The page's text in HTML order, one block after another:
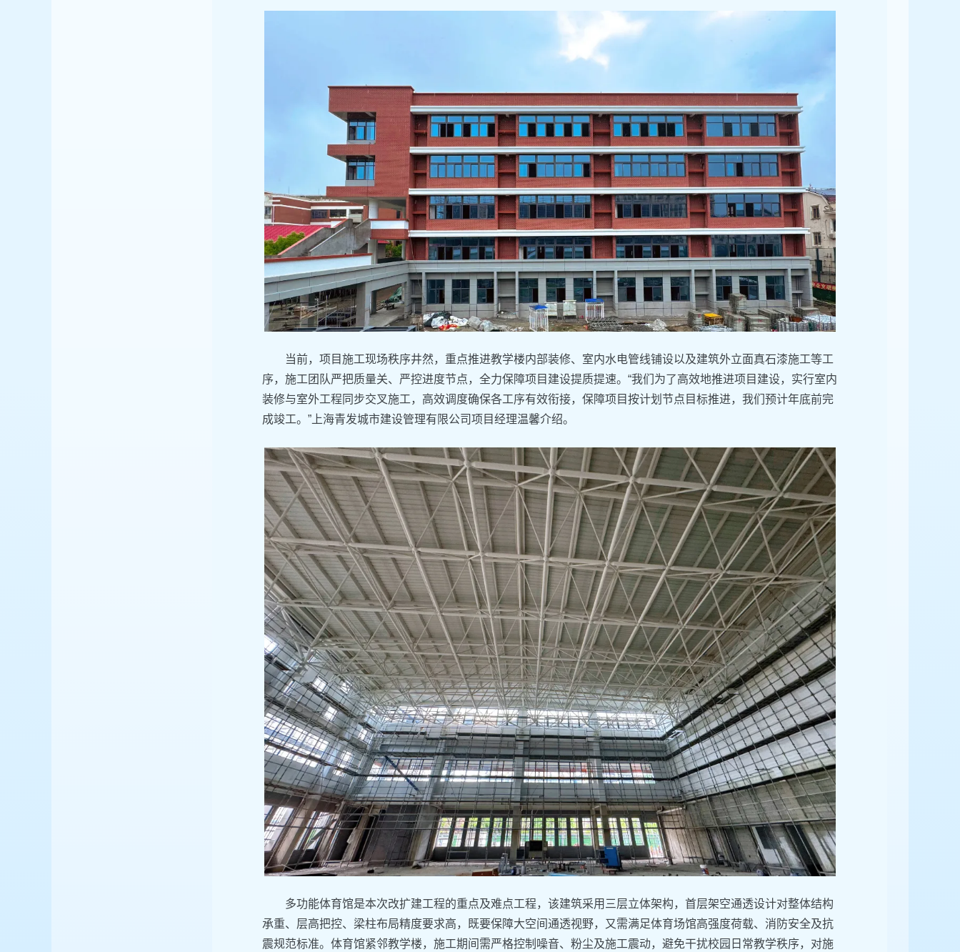
当前，项目施工现场秩序井然，重点推进教学楼内部装修、室内水电管线铺设以及建筑外立面真石漆施工等工
序，施工团队严把质量关、严控进度节点，全力保障项目建设提质提速。“我们为了高效地推进项目建设，实行室内
装修与室外工程同步交叉施工，高效调度确保各工序有效衔接，保障项目按计划节点目标推进，我们预计年底前完
成竣工。”上海青发城市建设管理有限公司项目经理温馨介绍。
多功能体育馆是本次改扩建工程的重点及难点工程，该建筑采用三层立体架构，首层架空通透设计对整体结构
承重、层高把控、梁柱布局精度要求高，既要保障大空间通透视野，又需满足体育场馆高强度荷载、消防安全及抗
震规范标准。体育馆紧邻教学楼，施工期间需严格控制噪音、粉尘及施工震动，避免干扰校园日常教学秩序，对施